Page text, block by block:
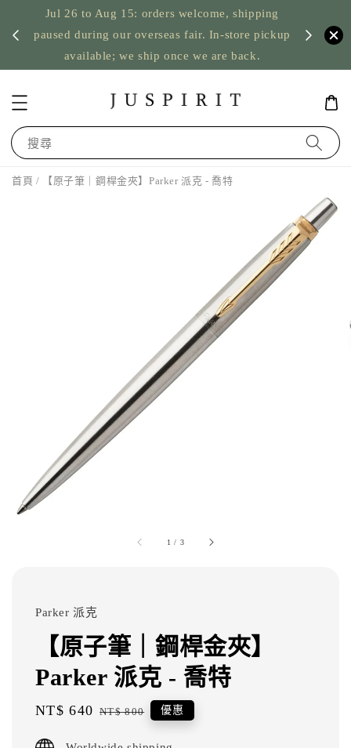
Jul 26 to Aug 15: orders welcome, shipping
paused during our overseas fair. In-store pickup
available; we ship once we are back.
US
搜尋
首頁 / 【原子筆｜鋼桿金夾】Parker 派克 - 喬特
1 / 3
Parker 派克
【原子筆｜鋼桿金夾】
Parker 派克 - 喬特
Sale
NT$ 640 Regular
NT$ 800 優惠